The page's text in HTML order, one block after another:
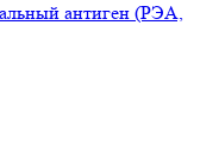
антиген (РЭА,